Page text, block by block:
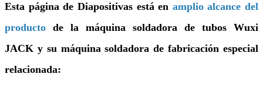
Esta página de Diapositivas está en amplio alcance del
producto de la máquina soldadora de tubos Wuxi
JACK y su máquina soldadora de fabricación especial
relacionada: